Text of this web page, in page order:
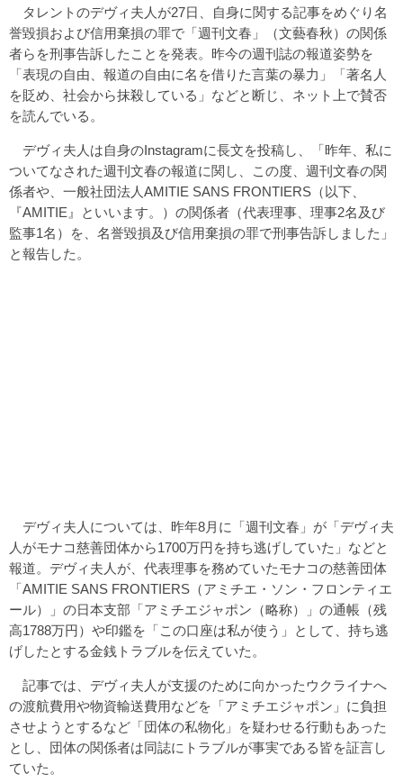
タレントのデヴィ夫人が27日、自身に関する記事をめぐり名
誉毀損および信用棄損の罪で「週刊文春」（文藝春秋）の関係
者らを刑事告訴したことを発表。昨今の週刊誌の報道姿勢を
「表現の自由、報道の自由に名を借りた言葉の暴力」「著名人
を貶め、社会から抹殺している」などと断じ、ネット上で賛否
を読んでいる。
デヴィ夫人は自身のInstagramに長文を投稿し、「昨年、私に
ついてなされた週刊文春の報道に関し、この度、週刊文春の関
係者や、一般社団法人AMITIE SANS FRONTIERS（以下、
『AMITIE』といいます。）の関係者（代表理事、理事2名及び
監事1名）を、名誉毀損及び信用棄損の罪で刑事告訴しました」
と報告した。
デヴィ夫人については、昨年8月に「週刊文春」が「デヴィ夫
人がモナコ慈善団体から1700万円を持ち逃げしていた」などと
報道。デヴィ夫人が、代表理事を務めていたモナコの慈善団体
「AMITIE SANS FRONTIERS（アミチエ・ソン・フロンティエ
ール）」の日本支部「アミチエジャポン（略称）」の通帳（残
高1788万円）や印鑑を「この口座は私が使う」として、持ち逃
げしたとする金銭トラブルを伝えていた。
記事では、デヴィ夫人が支援のために向かったウクライナへ
の渡航費用や物資輸送費用などを「アミチエジャポン」に負担
させようとするなど「団体の私物化」を疑わせる行動もあった
とし、団体の関係者は同誌にトラブルが事実である皆を証言し
ていた。